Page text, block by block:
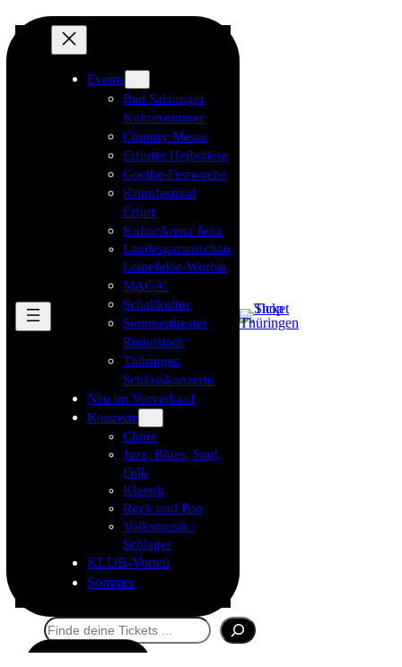
Events
Bad Salzunger
Kultursommer
Country Messe
Erfurter Herbstlese
Goethe-Festwoche
Krimifestival
Erfurt
KulturArena Jena
Landesgartenschau
Leinefelde-Worbis
MAG-C
Schallkultur
Sommertheater
Rudolstadt
Thüringer
Schlosskonzerte
Neu im Vorverkauf
Konzerte
Chöre
Jazz, Blues, Soul,
Folk
Klassik
Rock und Pop
Volksmusik /
Schlager
KLUB-Vorteil
Sommer
Suchen